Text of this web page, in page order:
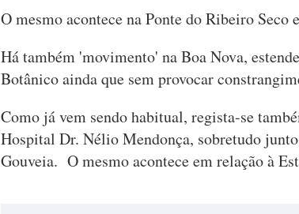
O mesmo acontece na Ponte do Ribeiro Seco
Há também 'movimento' na Boa Nova,
Botânico ainda que sem provocar
Como já vem sendo habitual, regista-se
Hospital Dr. Nélio Mendonça, sobretudo
Gouveia. O mesmo acontece em relação à